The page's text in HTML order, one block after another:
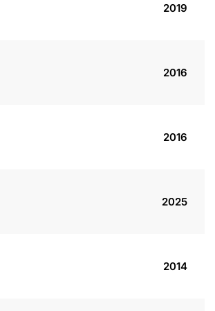
2019
2016
2016
2025
2014